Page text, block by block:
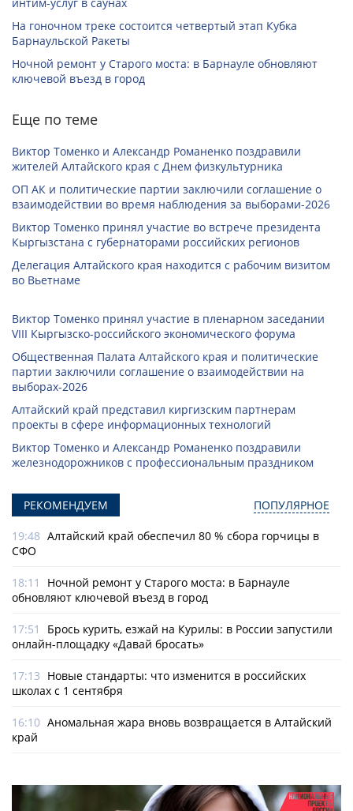
На гоночном треке состоится четвертый этап Кубка
Барнаульской Ракеты
Ночной ремонт у Старого моста: в Барнауле обновляют
ключевой въезд в город
Еще по теме
Виктор Томенко и Александр Романенко поздравили
жителей Алтайского края с Днем физкультурника
ОП АК и политические партии заключили соглашение о
взаимодействии во время наблюдения за выборами-2026
Виктор Томенко принял участие во встрече президента
Кыргызстана с губернаторами российских регионов
Делегация Алтайского края находится с рабочим визитом
во Вьетнаме
Виктор Томенко принял участие в пленарном заседании
VIII Кыргызско-российского экономического форума
Общественная Палата Алтайского края и политические
партии заключили соглашение о взаимодействии на
выборах-2026
Алтайский край представил киргизским партнерам
проекты в сфере информационных технологий
Виктор Томенко и Александр Романенко поздравили
железнодорожников с профессиональным праздником
РЕКОМЕНДУЕМ ПОПУЛЯРНОЕ
19:48 Алтайский край обеспечил 80 % сбора горчицы в
СФО
18:11
Ночной ремонт у Старого моста: в Барнауле
обновляют ключевой въезд в город
17:51
Брось курить, езжай на Курилы: в России запустили
онлайн-­площадку «Давай бросать»
17:13 Новые стандарты: что изменится в российских
школах с 1 сентября
16:10 Аномальная жара вновь возвращается в Алтайский
край